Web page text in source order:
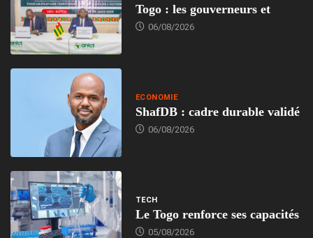
Togo : les gouverneurs et
06/08/2026
ECONOMIE
ShafDB : cadre durable validé
06/08/2026
TECH
Le Togo renforce ses capacités
05/08/2026